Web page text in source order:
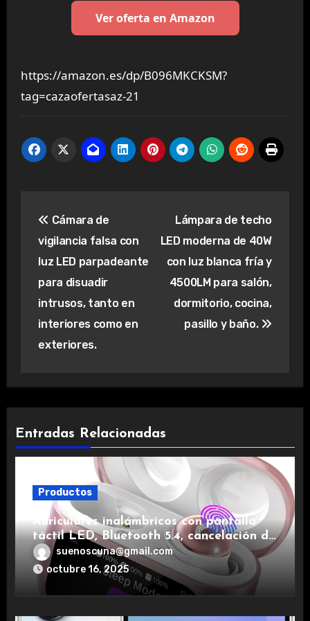
Ver oferta en Amazon
https://amazon.es/dp/B096MKCKSM?
tag=cazaofertasaz-21
de
entradas
Cámara de
vigilancia falsa con
luz LED parpadeante
para disuadir
intrusos, tanto en
interiores como en
exteriores.
Lámpara de techo
LED moderna de 40W
con luz blanca fría y
4500LM para salón,
dormitorio, cocina,
pasillo y baño.
Entradas Relacionadas
Productos
Auriculares inalámbricos con pantalla
táctil LED, Bluetooth 5.4, cancelación de
ruido, impermeables y de larga duración.
suenoscuna@gmail.com
octubre 16, 2025